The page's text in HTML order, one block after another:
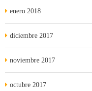
enero 2018
diciembre 2017
noviembre 2017
octubre 2017